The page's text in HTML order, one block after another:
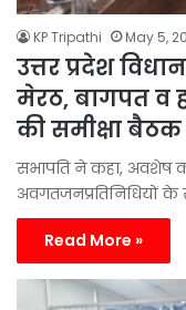
KP Tripathi May 5,
उत्तर प्रदेश
मेरठ, बागपत व
की समीक्षा बैठक
सभापति ने कहा, अवशेष
अवगतजनप्रतिनिधियों
Read More »